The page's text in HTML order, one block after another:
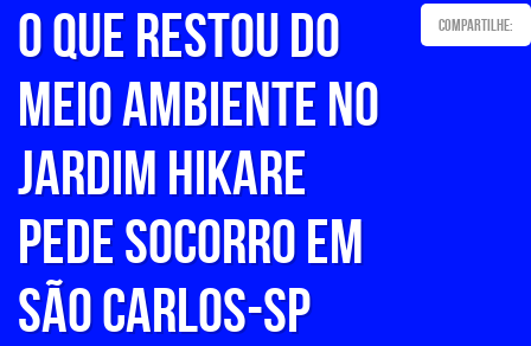
O QUE RESTOU DO
MEIO AMBIENTE NO
JARDIM HIKARE
PEDE SOCORRO EM
SÃO CARLOS-SP
Compartilhe: